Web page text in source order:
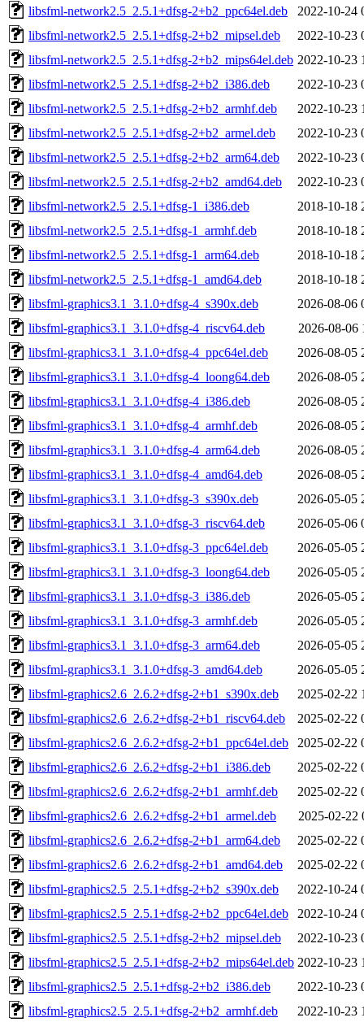
libsfml-network2.5_2.5.1+dfsg-2+b2_ppc64el.deb
2022-10-24
libsfml-network2.5_2.5.1+dfsg-2+b2_mipsel.deb
2022-10-23
libsfml-network2.5_2.5.1+dfsg-2+b2_mips64el.deb 2022-10-23
libsfml-network2.5_2.5.1+dfsg-2+b2_i386.deb
2022-10-23
libsfml-network2.5_2.5.1+dfsg-2+b2_armhf.deb
2022-10-23
libsfml-network2.5_2.5.1+dfsg-2+b2_armel.deb
2022-10-23
libsfml-network2.5_2.5.1+dfsg-2+b2_arm64.deb
2022-10-23
libsfml-network2.5_2.5.1+dfsg-2+b2_amd64.deb
2022-10-23
libsfml-network2.5_2.5.1+dfsg-1_i386.deb
2018-10-18
libsfml-network2.5_2.5.1+dfsg-1_armhf.deb
2018-10-18
libsfml-network2.5_2.5.1+dfsg-1_arm64.deb
2018-10-18
libsfml-network2.5_2.5.1+dfsg-1_amd64.deb
2018-10-18
libsfml-graphics3.1_3.1.0+dfsg-4_s390x.deb
2026-08-06
libsfml-graphics3.1_3.1.0+dfsg-4_riscv64.deb
2026-08-06
libsfml-graphics3.1_3.1.0+dfsg-4_ppc64el.deb
2026-08-05
libsfml-graphics3.1_3.1.0+dfsg-4_loong64.deb
2026-08-05
libsfml-graphics3.1_3.1.0+dfsg-4_i386.deb
2026-08-05
libsfml-graphics3.1_3.1.0+dfsg-4_armhf.deb
2026-08-05
libsfml-graphics3.1_3.1.0+dfsg-4_arm64.deb
2026-08-05
libsfml-graphics3.1_3.1.0+dfsg-4_amd64.deb
2026-08-05
libsfml-graphics3.1_3.1.0+dfsg-3_s390x.deb
2026-05-05
libsfml-graphics3.1_3.1.0+dfsg-3_riscv64.deb
2026-05-06
libsfml-graphics3.1_3.1.0+dfsg-3_ppc64el.deb
2026-05-05
libsfml-graphics3.1_3.1.0+dfsg-3_loong64.deb
2026-05-05
libsfml-graphics3.1_3.1.0+dfsg-3_i386.deb
2026-05-05
libsfml-graphics3.1_3.1.0+dfsg-3_armhf.deb
2026-05-05
libsfml-graphics3.1_3.1.0+dfsg-3_arm64.deb
2026-05-05
libsfml-graphics3.1_3.1.0+dfsg-3_amd64.deb
2026-05-05
libsfml-graphics2.6_2.6.2+dfsg-2+b1_s390x.deb
2025-02-22
libsfml-graphics2.6_2.6.2+dfsg-2+b1_riscv64.deb
2025-02-22
libsfml-graphics2.6_2.6.2+dfsg-2+b1_ppc64el.deb
2025-02-22
libsfml-graphics2.6_2.6.2+dfsg-2+b1_i386.deb
2025-02-22
libsfml-graphics2.6_2.6.2+dfsg-2+b1_armhf.deb
2025-02-22
libsfml-graphics2.6_2.6.2+dfsg-2+b1_armel.deb
2025-02-22
libsfml-graphics2.6_2.6.2+dfsg-2+b1_arm64.deb
2025-02-22
libsfml-graphics2.6_2.6.2+dfsg-2+b1_amd64.deb
2025-02-22
libsfml-graphics2.5_2.5.1+dfsg-2+b2_s390x.deb
2022-10-24
libsfml-graphics2.5_2.5.1+dfsg-2+b2_ppc64el.deb
2022-10-24
libsfml-graphics2.5_2.5.1+dfsg-2+b2_mipsel.deb
2022-10-23
libsfml-graphics2.5_2.5.1+dfsg-2+b2_mips64el.deb 2022-10-23
libsfml-graphics2.5_2.5.1+dfsg-2+b2_i386.deb
2022-10-23
libsfml-graphics2.5_2.5.1+dfsg-2+b2_armhf.deb
2022-10-23